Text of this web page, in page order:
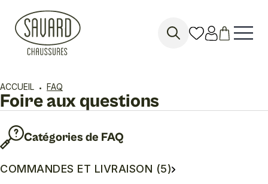
ACCUEIL FAQ
Foire aux questions
Catégories de FAQ
COMMANDES ET LIVRAISON (5)